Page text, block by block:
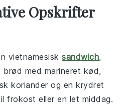
Opskrifter
vietnamesisksandwich,
med marineret kød,
koriander og en krydret
frokost eller en let middag.